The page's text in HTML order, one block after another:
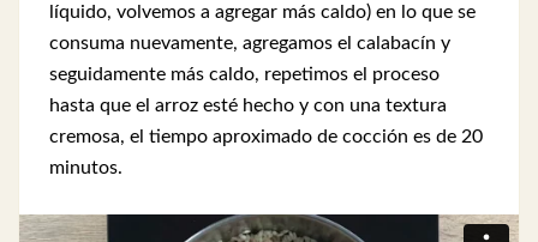
líquido, volvemos a agregar más caldo) en lo que se
consuma nuevamente, agregamos el calabacín y
seguidamente más caldo, repetimos el proceso
hasta que el arroz esté hecho y con una textura
cremosa, el tiempo aproximado de cocción es de 20
minutos.